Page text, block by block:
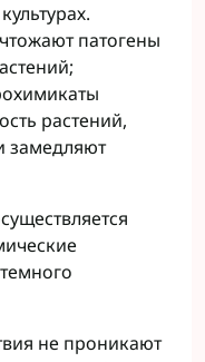
патогены
растений,
замедляют
не проникают